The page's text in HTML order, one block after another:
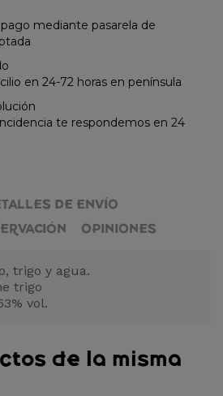
mediante pasarela de
en 24-72 horas en península
te respondemos en 24
DE ENVÍO
OPINIONES
trigo y agua.
trigo
vol.
de la misma